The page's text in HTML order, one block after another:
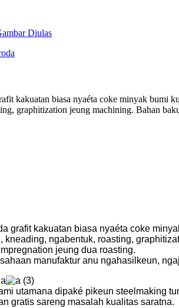
kakuatan biasa nyaéta coke minyak bumi
graphitization jeung machining. Bahan
grafit kakuatan biasa nyaéta coke
kneading, ngabentuk, roasting,
jeung dua roasting.
manufaktur anu ngahasilkeun,
utamana dipaké pikeun steelmaking
gratis sareng masalah kualitas saratna.